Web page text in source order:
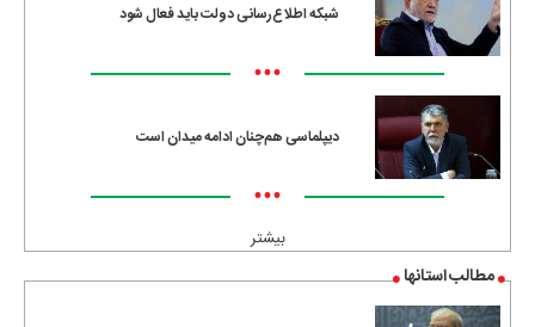
شبکه اطلاع‌رسانی دولت باید فعال شود
•••
دیپلماسی هم‌چنان ادامه میدان است
•••
بیشتر
مطالب استانها